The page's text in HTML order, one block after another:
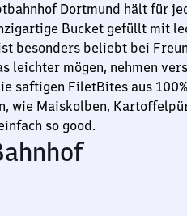
Dortmund hält für
Bucket gefüllt mit
besonders beliebt bei
leichter mögen, nehmen
saftigen FiletBites aus 100%
wie Maiskolben,
so good.